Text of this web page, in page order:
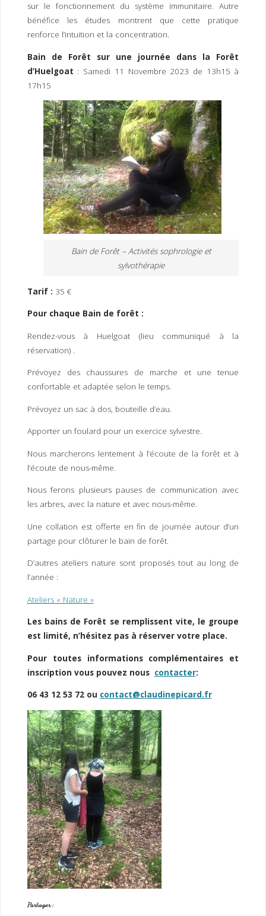
sur le fonctionnement du système immunitaire. Autre
bénéfice les études montrent que cette pratique
renforce l’intuition et la concentration.
Bain de Forêt sur une journée dans la Forêt
d’Huelgoat : Samedi 11 Novembre 2023 de 13h15 à
17h15
Bain de Forêt – Activités sophrologie et
sylvothérapie
Tarif : 35 €
Pour chaque Bain de forêt :
Rendez-vous à Huelgoat (lieu communiqué à la
réservation) .
Prévoyez des chaussures de marche et une tenue
confortable et adaptée selon le temps.
Prévoyez un sac à dos, bouteille d’eau.
Apporter un foulard pour un exercice sylvestre.
Nous marcherons lentement à l’écoute de la forêt et à
l’écoute de nous-même.
Nous ferons plusieurs pauses de communication avec
les arbres, avec la nature et avec nous-même.
Une collation est offerte en fin de journée autour d’un
partage pour clôturer le bain de forêt.
D’autres ateliers nature sont proposés tout au long de
l’année :
Ateliers « Nature »
Les bains de Forêt se remplissent vite, le groupe
est limité, n’hésitez pas à réserver votre place.
Pour toutes informations complémentaires et
inscription vous pouvez nous contacter:
06 43 12 53 72 ou contact@claudinepicard.fr
Partager :